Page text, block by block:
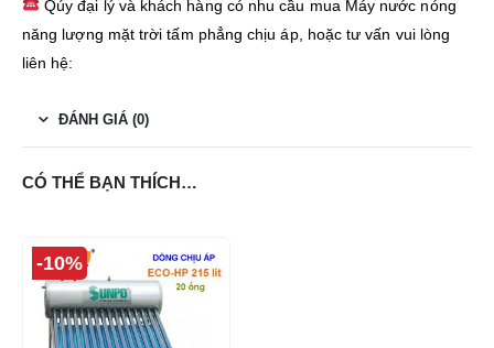
Qúy đại lý và khách hàng có nhu cầu mua Máy nước nóng
năng lượng mặt trời tấm phẳng chịu áp, hoặc tư vấn vui lòng
liên hệ:
ĐÁNH GIÁ (0)
CÓ THỂ BẠN THÍCH…
-10%